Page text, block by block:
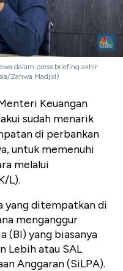
dalam press briefing akhir
Zahwa Madjid)
Keuangan
sudah menarik
di perbankan
untuk memenuhi
melalui
L).
yang ditempatkan di
menganggur
(BI) yang biasanya
Lebih atau SAL
Anggaran (SiLPA).